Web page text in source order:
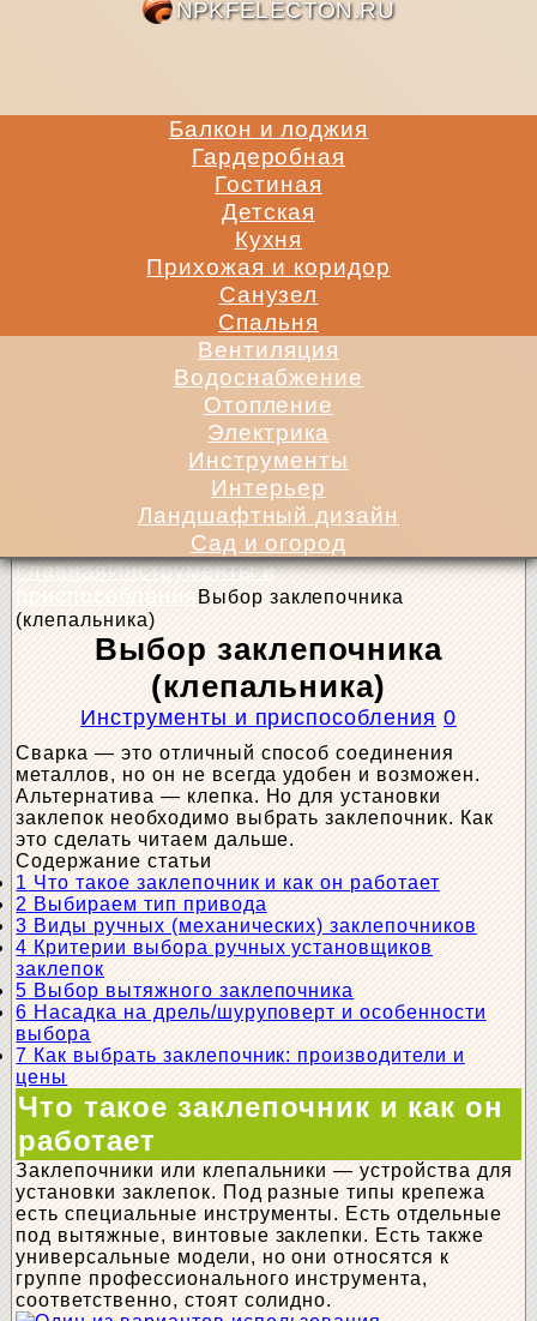
Балкон и лоджия
Гардеробная
Гостиная
Детская
Кухня
Прихожая и коридор
Санузел
Спальня
Вентиляция
Водоснабжение
Отопление
Электрика
Инструменты
Интерьер
Ландшафтный дизайн
Сад и огород
ГлавнаяИнструменты и
приспособления Выбор заклепочника
(клепальника)
Выбор заклепочника
(клепальника)
Инструменты и приспособления 0
Сварка — это отличный способ соединения
металлов, но он не всегда удобен и возможен.
Альтернатива — клепка. Но для установки
заклепок необходимо выбрать заклепочник. Как
это сделать читаем дальше.
Содержание статьи
1 Что такое заклепочник и как он работает
2 Выбираем тип привода
3 Виды ручных (механических) заклепочников
4 Критерии выбора ручных установщиков
заклепок
5 Выбор вытяжного заклепочника
6 Насадка на дрель/шуруповерт и особенности
выбора
7 Как выбрать заклепочник: производители и
цены
Что такое заклепочник и как он
работает
Заклепочники или клепальники — устройства для
установки заклепок. Под разные типы крепежа
есть специальные инструменты. Есть отдельные
под вытяжные, винтовые заклепки. Есть также
универсальные модели, но они относятся к
группе профессионального инструмента,
соответственно, стоят солидно.